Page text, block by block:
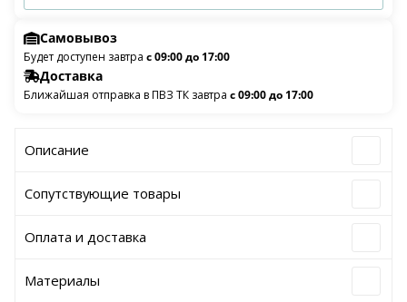
Самовывоз
Будет доступен завтра с 09:00 до 17:00
Доставка
Ближайшая отправка в ПВЗ ТК завтра с 09:00 до 17:00
Описание
Сопутствующие товары
Оплата и доставка
Материалы